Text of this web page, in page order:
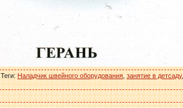
Теги: Наладчик швейного оборудования занятие в детсаду,